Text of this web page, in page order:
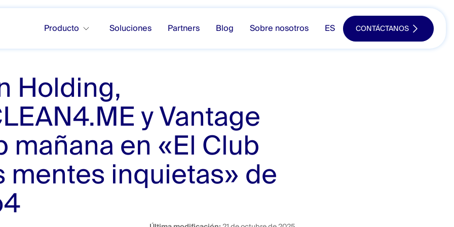
Producto Soluciones Partners Blog Sobre nosotros ES CONTÁCTANOS
Holding,
y Vantage
mañana en «El Club
mentes inquietas» de